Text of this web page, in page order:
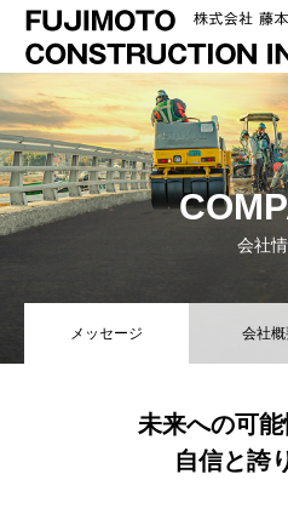
会社
メッセージ 会社
未来への可
自信と誇